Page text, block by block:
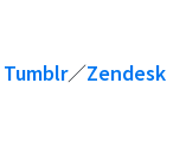
Tumblr／Zendesk